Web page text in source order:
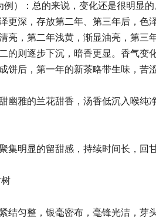
）：总的来说，变化还是很明显的
更深，存放第二年、第三年后，色
亮，第二年浅黄，渐显油亮，第三
的则逐步下沉，暗香更显。香气变
饼后，第一年的新茶略带生味，苦
幽雅的兰花甜香，汤香低沉入喉纯
集明显的留甜感，持续时间长，回
结匀整，银毫密布，毫锋光洁，芽